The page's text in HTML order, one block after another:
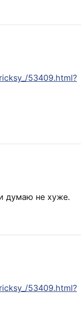
53409.html?
думаю не хуже.
53409.html?